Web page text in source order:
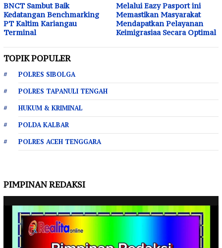
BNCT Sambut Baik
Kedatangan Benchmarking
PT Kaltim Kariangau
Terminal
Melalui Eazy Pasport ini
Memastikan Masyarakat
Mendapatkan Pelayanan
Keimigrasiaa Secara Optimal
TOPIK POPULER
POLRES SIBOLGA
POLRES TAPANULI TENGAH
HUKUM & KRIMINAL
POLDA KALBAR
POLRES ACEH TENGGARA
PIMPINAN REDAKSI